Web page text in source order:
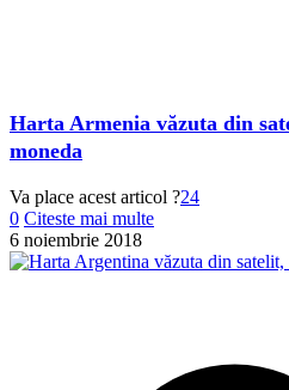
Harta Armenia văzuta din
moneda
Va place acest articol ?24
0 Citeste mai multe
6 noiembrie 2018